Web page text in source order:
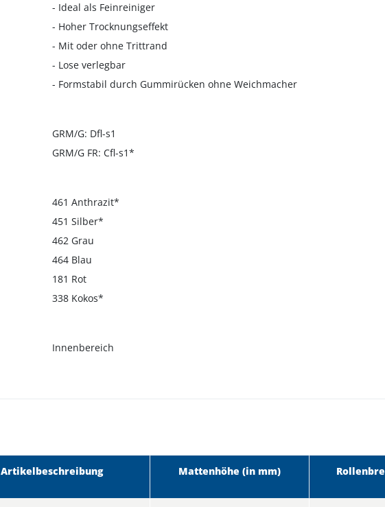
- Ideal als Feinreiniger
- Hoher Trocknungseffekt
- Mit oder ohne Trittrand
- Lose verlegbar
- Formstabil durch Gummirücken ohne Weichmacher
GRM/G: Dfl-s1
GRM/G FR: Cfl-s1*
461 Anthrazit*
451 Silber*
462 Grau
464 Blau
181 Rot
338 Kokos*
Innenbereich
Artikelbeschreibung Mattenhöhe (in mm)